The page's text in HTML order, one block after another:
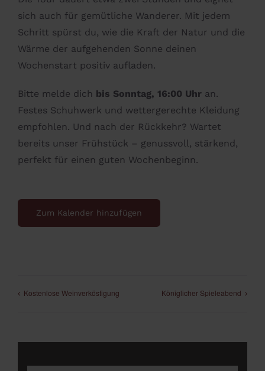
sich auch für gemütliche Wanderer. Mit jedem
Schritt spürst du, wie die Kraft der Natur und die
Wärme der aufgehenden Sonne deinen
Wochenstart positiv aufladen.
Bitte melde dich bis Sonntag, 16:00 Uhr an.
Festes Schuhwerk und wettergerechte Kleidung
empfohlen. Und nach der Rückkehr? Wartet
bereits unser Frühstück – genussvoll, stärkend,
perfekt für einen guten Wochenbeginn.
Zum Kalender hinzufügen
Kostenlose Weinverköstigung Königlicher Spieleabend